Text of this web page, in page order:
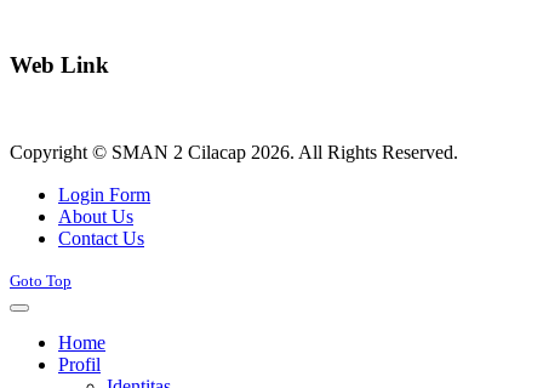
Web Link
Copyright © SMAN 2 Cilacap 2026. All Rights Reserved.
Login Form
About Us
Contact Us
Goto Top
Home
Profil